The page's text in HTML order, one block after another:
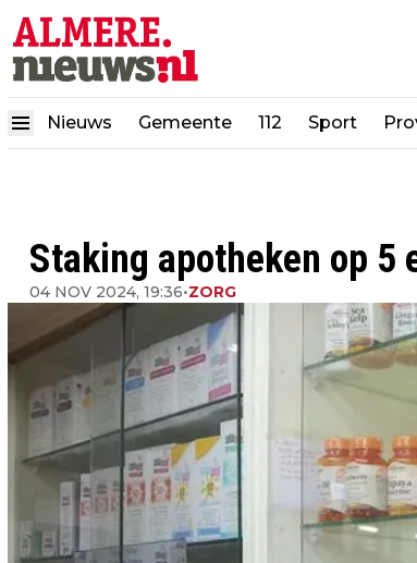
Nieuws Gemeente 112 Sport
Staking apotheken op 5
04 NOV 2024, 19:36•ZORG